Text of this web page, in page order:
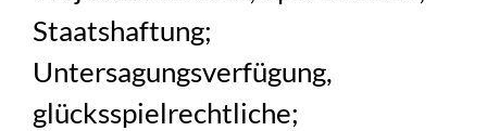
Staatshaftung;
Untersagungsverfügung,
glücksspielrechtliche;